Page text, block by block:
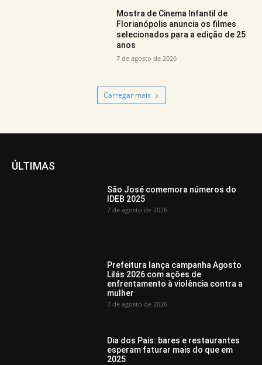
Mostra de Cinema Infantil de
Florianópolis anuncia os filmes
selecionados para a edição de 25
anos
7 de agosto de 2026
Carregar mais
ÚLTIMAS
São José comemora números do
IDEB 2025
7 de agosto de 2026
Prefeitura lança campanha Agosto
Lilás 2026 com ações de
enfrentamento à violência contra a
mulher
7 de agosto de 2026
Dia dos Pais: bares e restaurantes
esperam faturar mais do que em
2025